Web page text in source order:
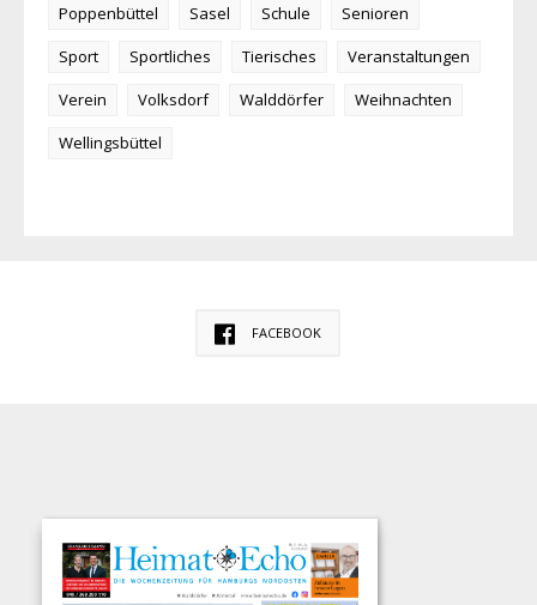
Poppenbüttel
Sasel Schule
Senioren
Sport
Sportliches Tierisches
Veranstaltungen
Verein
Volksdorf Walddörfer
Weihnachten
Wellingsbüttel
FACEBOOK